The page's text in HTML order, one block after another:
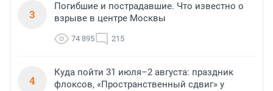
3
Погибшие и пострадавшие. Что известно о
взрыве в центре Москвы
74 895 215
4
Куда пойти 31 июля–2 августа: праздник
флоксов, «Пространственный сдвиг» у